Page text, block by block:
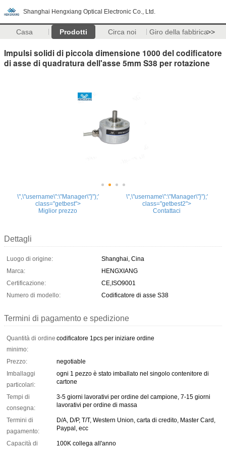
Shanghai Hengxiang Optical Electronic Co., Ltd.
Casa Prodotti Circa noi Giro della fabbrica>>
Impulsi solidi di piccola dimensione 1000 del codificatore
di asse di quadratura dell'asse 5mm S38 per rotazione
\",\"username\":\"Manager\"}");'
class="getbest">
Miglior prezzo
\",\"username\":\"Manager\"}");'
class="getbest2">
Contattaci
Dettagli
Luogo di origine:
Shanghai, Cina
Marca:
HENGXIANG
Certificazione:
CE,ISO9001
Numero di modello:
Codificatore di asse S38
Termini di pagamento e spedizione
Quantità di ordine
minimo:
codificatore 1pcs per iniziare ordine
Prezzo:
negotiable
Imballaggi
particolari:
ogni 1 pezzo è stato imballato nel singolo contenitore di
cartone
Tempi di
consegna:
3-5 giorni lavorativi per ordine del campione, 7-15 giorni
lavorativi per ordine di massa
Termini di
pagamento:
D/A, D/P, T/T, Western Union, carta di credito, Master Card,
Paypal, ecc
Capacità di
100K collega all'anno